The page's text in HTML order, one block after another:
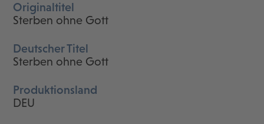
Originaltitel
Sterben ohne Gott
Deutscher Titel
Sterben ohne Gott
Produktionsland
DEU